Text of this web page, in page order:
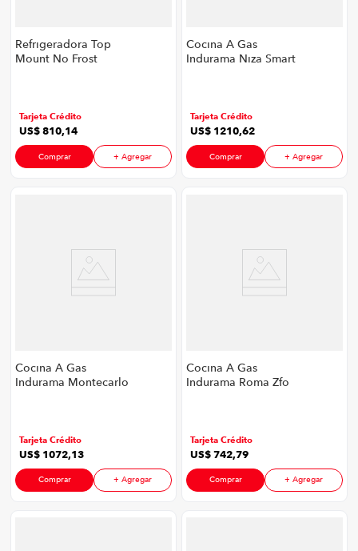
Refrigeradora Top
Mount No Frost
Tarjeta Crédito
US$810,14
Comprar + Agregar
Cocina A Gas
Indurama Niza Smart
Tarjeta Crédito
US$ 1210,62
Comprar + Agregar
Cocina A Gas
Indurama Montecarlo
Tarjeta Crédito
US$ 1072,13
Comprar + Agregar
Cocina A Gas
Indurama Roma Zfo
Tarjeta Crédito
US$742,79
Comprar + Agregar